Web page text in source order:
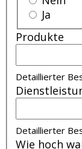
Ja
Produkte
Detaillierter
Detaillierter
Wie hoch